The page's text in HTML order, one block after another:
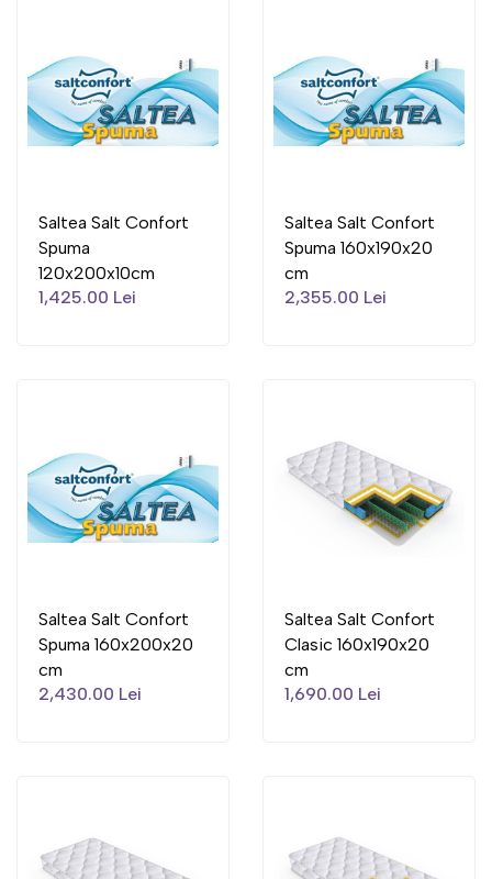
Saltea Salt Confort
Spuma
120x200x10cm
1,425.00 Lei
Saltea Salt Confort
Spuma 160x190x20
cm
2,355.00 Lei
Saltea Salt Confort
Spuma 160x200x20
cm
2,430.00 Lei
Saltea Salt Confort
Clasic 160x190x20
cm
1,690.00 Lei